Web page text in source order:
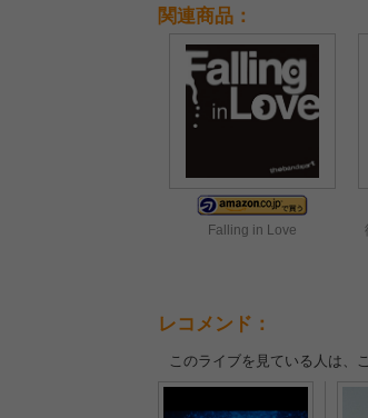
関連商品：
Falling in Love
レコメンド：
このライブを見ている人は、